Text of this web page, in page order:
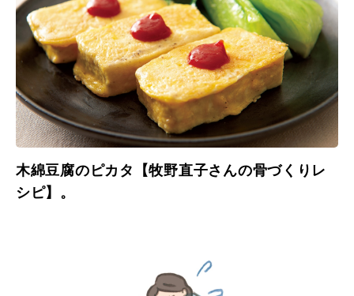
木綿豆腐のピカタ【牧野直子さんの骨づくりレ
シピ】。